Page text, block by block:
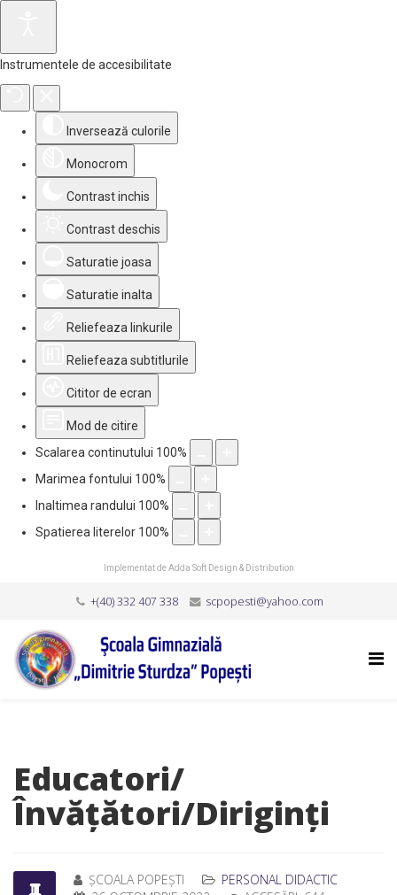
Instrumentele de accesibilitate
Inversează culorile
Monocrom
Contrast inchis
Contrast deschis
Saturatie joasa
Saturatie inalta
Reliefeaza linkurile
Reliefeaza subtitlurile
Cititor de ecran
Mod de citire
Scalarea continutului 100%
Marimea fontului 100%
Inaltimea randului 100%
Spatierea literelor 100%
Implementat deAdda Soft Design & Distribution
+(40) 332 407 338 scpopesti@yahoo.com
Educatori/
Învățători/Diriginți
ȘCOALA POPEȘTI
PERSONAL DIDACTIC